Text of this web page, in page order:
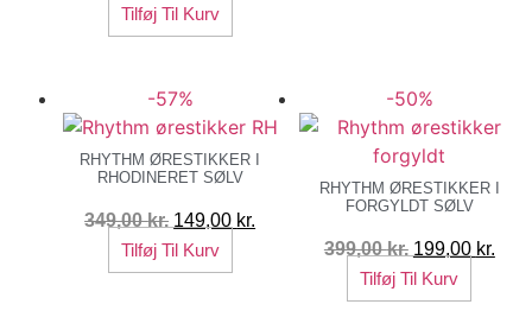
oprindelige
pris
225,00 kr..
199,00 kr..
Tilføj Til Kurv
-57%
RHYTHM ØRESTIKKER I
RHODINERET SØLV
349,00kr. Den
oprindelige
pris
149,00 kr.
Tilføj Til Kurv
-50%
RHYTHM ØRESTIKKER I
FORGYLDT SØLV
399,00kr. Den
oprindelige
pris
199,00 kr.
Tilføj Til Kurv